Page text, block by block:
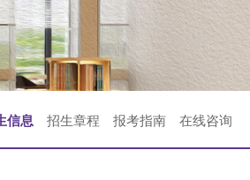
信息 招生章程 报考指南 在线咨询